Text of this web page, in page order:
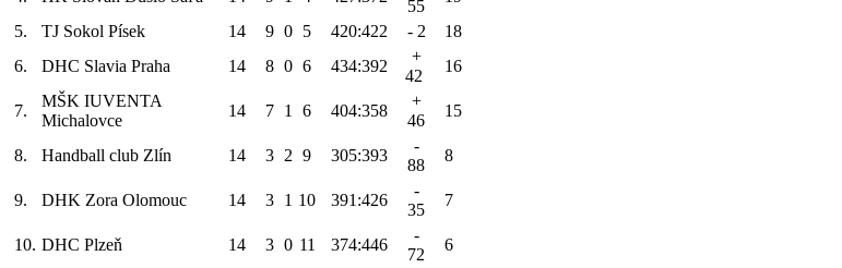
55
5.
TJ Sokol Písek 14 9 0 5 420:422 - 2
18
6.
DHC Slavia Praha 14 8 0 6 434:392
+
42
16
7.
MŠK IUVENTA
Michalovce
14 7 1 6 404:358
+
46
15
8. Handball club Zlín 14 3 2 9 305:393
-
88
8
9. DHK Zora Olomouc 14 3 1 10 391:426
-
35
7
10. DHC Plzeň 14 3 0 11 374:446
-
72
6